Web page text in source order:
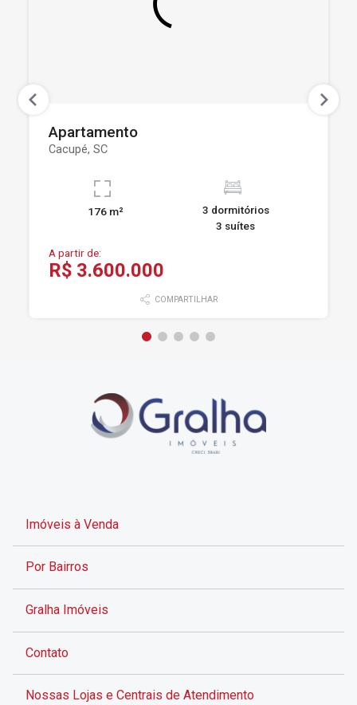
Apartamento
Cacupé, SC
176 m²
3 dormitórios
3 suítes
A partir de:
R$ 3.600.000
COMPARTILHAR
Imóveis à Venda
Por Bairros
Gralha Imóveis
Contato
Nossas Lojas e Centrais de Atendimento